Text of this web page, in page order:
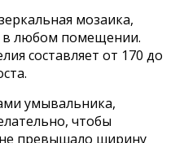
мозаика,
в любом помещении.
составляет от 170 до
умывальника,
чтобы
превышало ширину